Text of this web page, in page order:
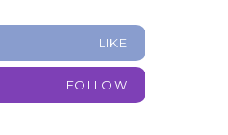
LIKE
FOLLOW